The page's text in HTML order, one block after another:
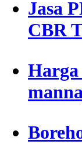
Jasa
CBR
Harga